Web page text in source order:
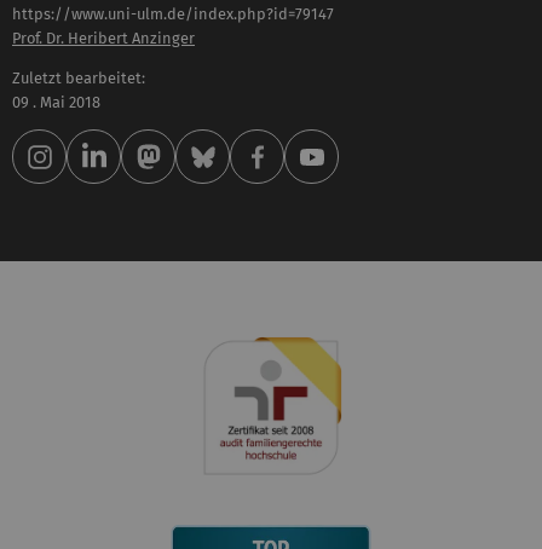
https://www.uni-ulm.de/index.php?id=79147
Prof. Dr. Heribert Anzinger
Zuletzt bearbeitet:
09 . Mai 2018